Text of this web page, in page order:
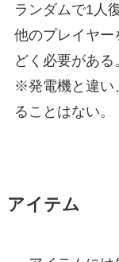
ランダムで1人
他のプレイヤー
どく必要がある
※発電機と違い
ることはない。
アイテム